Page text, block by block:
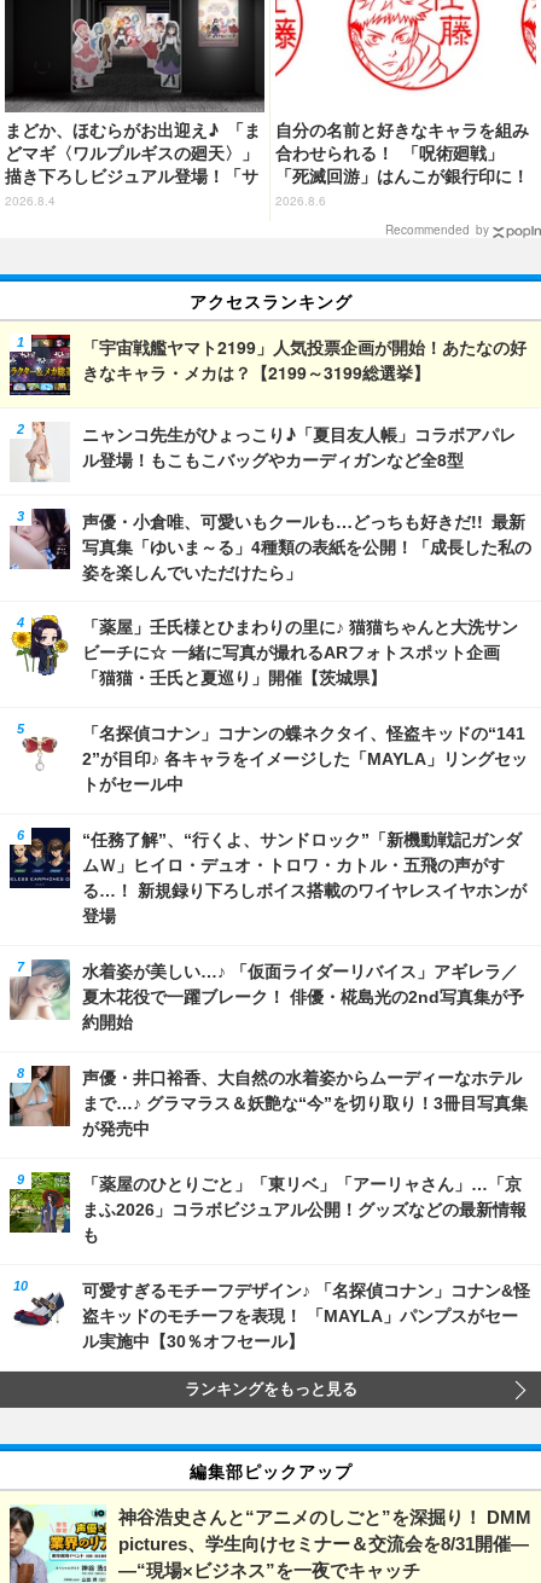
まどか、ほむらがお出迎え♪ 「ま
どマギ〈ワルプルギスの廻天〉」
描き下ろしビジュアル登場！「サ
ンシャインシティプリンスホテ
2026.8.4
自分の名前と好きなキャラを組み
合わせられる！ 「呪術廻戦」
「死滅回游」はんこが銀行印に！
虎杖悠仁、乙骨憂太ら16キャラ追
2026.8.6
Recommended by
アクセスランキング
「宇宙戦艦ヤマト2199」人気投票企画が開始！あたなの好
きなキャラ・メカは？【2199～3199総選挙】
ニャンコ先生がひょっこり♪「夏目友人帳」コラボアパレ
ル登場！もこもこバッグやカーディガンなど全8型
声優・小倉唯、可愛いもクールも…どっちも好きだ!! 最新
写真集「ゆいま～る」4種類の表紙を公開！「成長した私の
姿を楽しんでいただけたら」
「薬屋」壬氏様とひまわりの里に♪ 猫猫ちゃんと大洗サン
ビーチに☆ 一緒に写真が撮れるARフォトスポット企画
「猫猫・壬氏と夏巡り」開催【茨城県】
「名探偵コナン」コナンの蝶ネクタイ、怪盗キッドの“141
2”が目印♪ 各キャラをイメージした「MAYLA」リングセッ
トがセール中
“任務了解”、“行くよ、サンドロック”「新機動戦記ガンダ
ムＷ」ヒイロ・デュオ・トロワ・カトル・五飛の声がす
る…！ 新規録り下ろしボイス搭載のワイヤレスイヤホンが
登場
水着姿が美しい…♪ 「仮面ライダーリバイス」アギレラ／
夏木花役で一躍ブレーク！ 俳優・椛島光の2nd写真集が予
約開始
声優・井口裕香、大自然の水着姿からムーディーなホテル
まで…♪ グラマラス＆妖艶な“今”を切り取り！3冊目写真集
が発売中
「薬屋のひとりごと」「東リベ」「アーリャさん」…「京
まふ2026」コラボビジュアル公開！グッズなどの最新情報
も
可愛すぎるモチーフデザイン♪ 「名探偵コナン」コナン&怪
盗キッドのモチーフを表現！ 「MAYLA」パンプスがセー
ル実施中【30％オフセール】
ランキングをもっと見る
編集部ピックアップ
神谷浩史さんと“アニメのしごと”を深掘り！ DMM
pictures、学生向けセミナー＆交流会を8/31開催―
―“現場×ビジネス”を一夜でキャッチ